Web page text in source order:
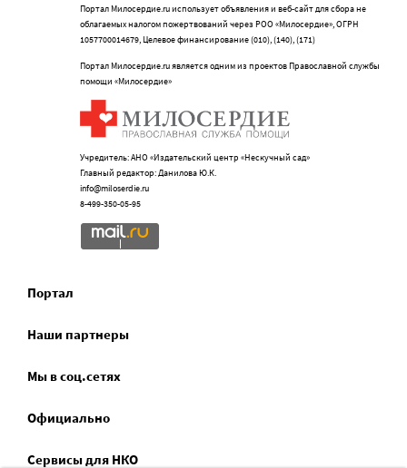
Портал Милосердие.ru использует объявления и веб-сайт для сбора не
облагаемых налогом пожертвований через РОО «Милосердие», ОГРН
1057700014679, Целевое финансирование (010), (140), (171)
Портал Милосердие.ru является одним из проектов Православной службы
помощи «Милосердие»
Учредитель: АНО «Издательский центр «Нескучный сад»
Главный редактор: Данилова Ю.К.
info@miloserdie.ru
8-499-350-05-95
Портал
Наши партнеры
Мы в соц.сетях
Официально
Сервисы для НКО